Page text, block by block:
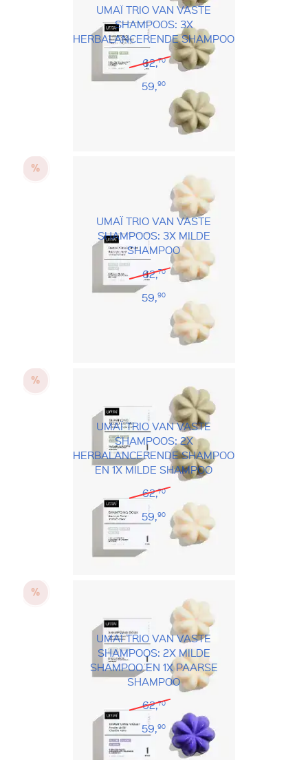
UMAÏ TRIO VAN VASTE
SHAMPOOS: 3X
HERBALANCERENDE SHAMPOO
62,70
59,90
UMAÏ TRIO VAN VASTE
SHAMPOOS: 3X MILDE
SHAMPOO
62,70
59,90
UMAÏ TRIO VAN VASTE
SHAMPOOS: 2X
HERBALANCERENDE SHAMPOO
EN 1X MILDE SHAMPOO
62,70
59,90
UMAÏ TRIO VAN VASTE
SHAMPOOS: 2X MILDE
SHAMPOO EN 1X PAARSE
SHAMPOO
62,70
59,90